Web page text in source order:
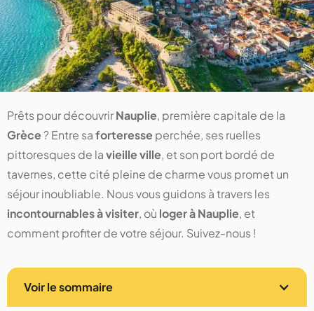
Prêts pour découvrirNauplie, première capitale de la
Grèce? Entre saforteresseperchée, ses ruelles
pittoresques de lavieille ville, et son port bordé de
tavernes, cette cité pleine de charme vous promet un
séjour inoubliable. Nous vous guidons à travers les
incontournables à visiter, où loger à Nauplie, et
comment profiter de votre séjour. Suivez-nous !
Voir le sommaire